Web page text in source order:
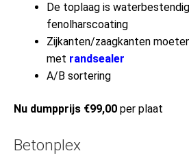
De toplaag is
fenolharscoating
Zijkanten/zaagkanten
met randsealer
A/B sortering
Nu dumpprijs €99,00 per plaat
Betonplex